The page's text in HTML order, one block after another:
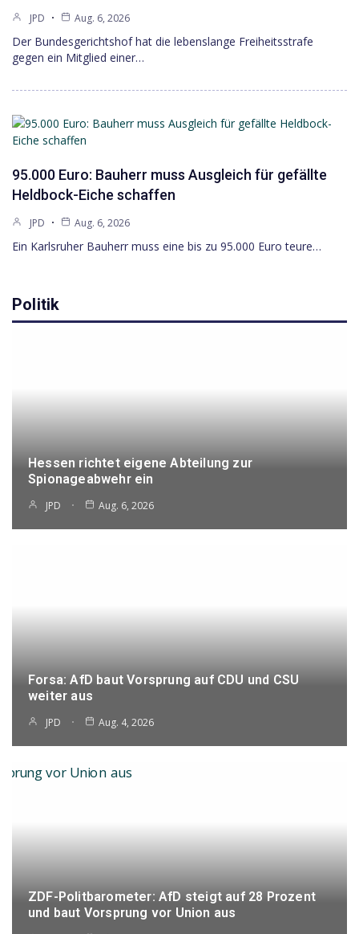
JPD Aug. 6, 2026
Der Bundesgerichtshof hat die lebenslange Freiheitsstrafe
gegen ein Mitglied einer…
95.000 Euro: Bauherr muss Ausgleich für gefällte
Heldbock-Eiche schaffen
JPD Aug. 6, 2026
Ein Karlsruher Bauherr muss eine bis zu 95.000 Euro teure…
Politik
Hessen richtet eigene Abteilung zur
Spionageabwehr ein
JPD Aug. 6, 2026
Forsa: AfD baut Vorsprung auf CDU und CSU
weiter aus
JPD Aug. 4, 2026
ZDF-Politbarometer: AfD steigt auf 28 Prozent
und baut Vorsprung vor Union aus